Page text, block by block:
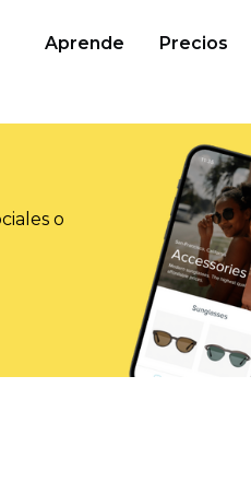
Aprende Precios
o